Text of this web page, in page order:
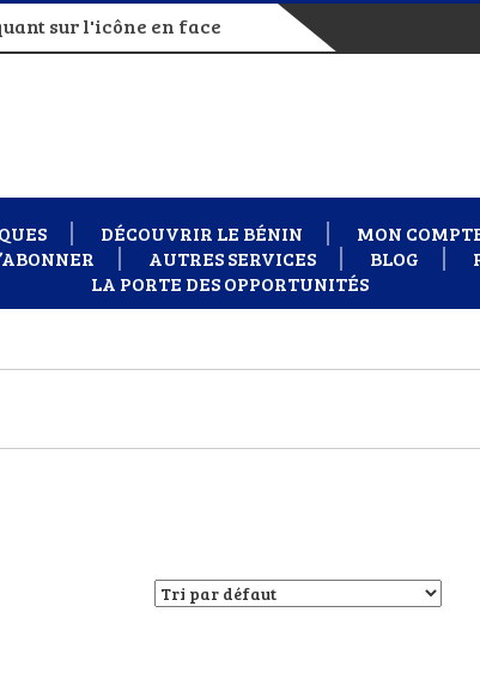
sur l'icône en face
DÉCOUVRIR LE BÉNIN MON
AUTRES SERVICES BLOG
LA PORTE DES OPPORTUNITÉS